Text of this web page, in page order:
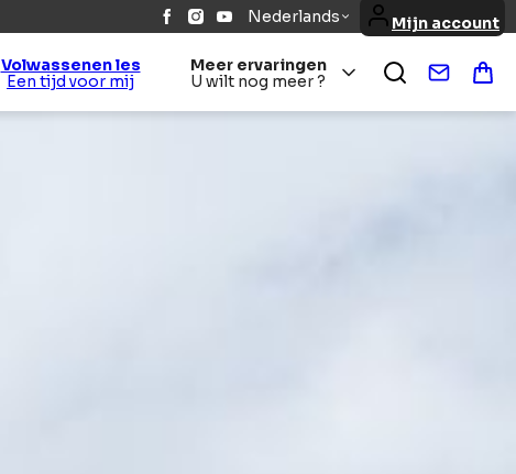
Nederlands Mijn account
Volwassenen les
Een tijd voor mij
Meer ervaringen
U wilt nog meer ?